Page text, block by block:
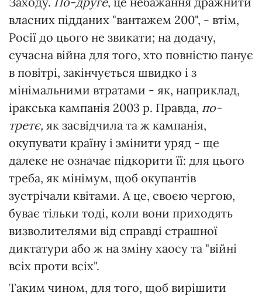
власних підданих "вантажем 200", - втім,
Росії до цього не звикати; на додачу,
сучасна війна для того, хто повністю панує
в повітрі, закінчується швидко і з
мінімальними втратами - як, наприклад,
іракська кампанія 2003 р. Правда, по-
третє, як засвідчила та ж кампанія,
окупувати країну і змінити уряд - ще
далеке не означає підкорити її: для цього
треба, як мінімум, щоб окупантів
зустрічали квітами. А це, своєю чергою,
буває тільки тоді, коли вони приходять
визволителями від справді страшної
диктатури або ж на зміну хаосу та "війні
всіх проти всіх".
Таким чином, для того, щоб вирішити